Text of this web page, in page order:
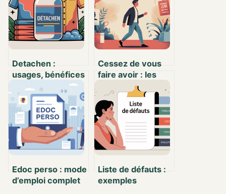
Detachen :
usages, bénéfices
et précautions
autour de ce
produit
Cessez de vous
faire avoir : les
réflexes simples
pour ne plus être
dupé
Edoc perso : mode
d’emploi complet
Liste de défauts :
exemples